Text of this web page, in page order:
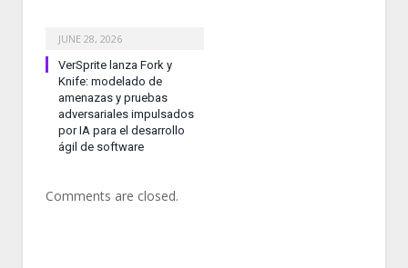
JUNE 28, 2026
VerSprite lanza Fork y
Knife: modelado de
amenazas y pruebas
adversariales impulsados
por IA para el desarrollo
ágil de software
Comments are closed.